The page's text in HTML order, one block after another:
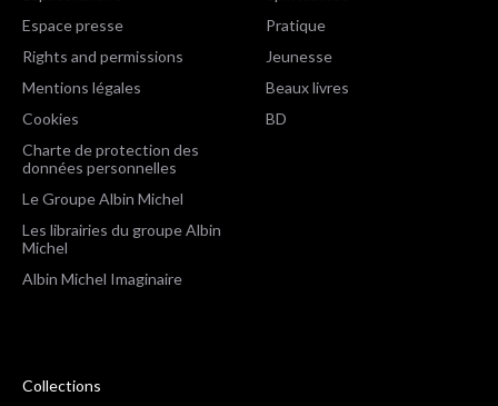
Espace presse
Rights and permissions
Mentions légales
Cookies
Charte de protection des
données personnelles
Le Groupe Albin Michel
Les librairies du groupe Albin
Michel
Albin Michel Imaginaire
Pratique
Jeunesse
Beaux livres
BD
Collections